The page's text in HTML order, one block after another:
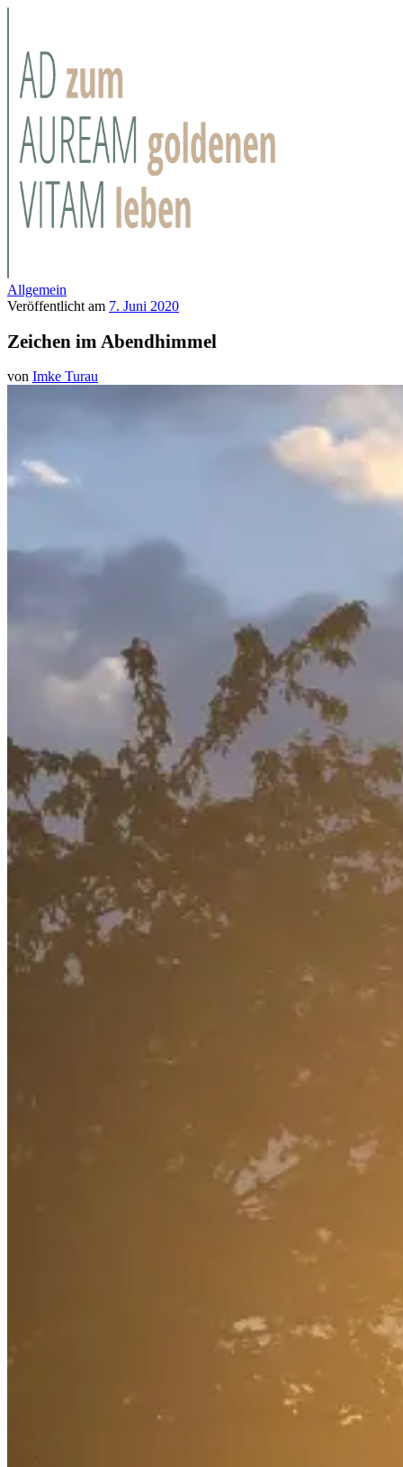
Allgemein
Veröffentlicht am 7. Juni 2020
Zeichen im Abendhimmel
von Imke Turau